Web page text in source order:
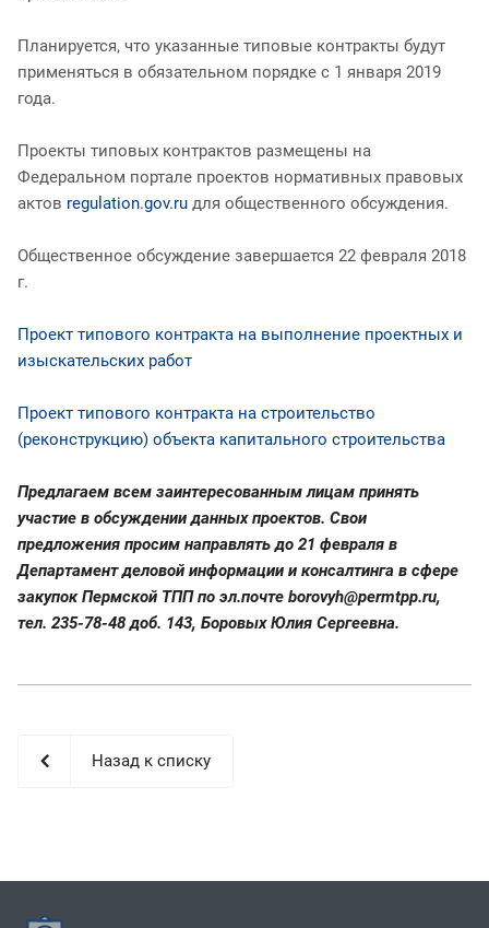
Планируется, что указанные типовые контракты будут
применяться в обязательном порядке с 1 января 2019
года.
Проекты типовых контрактов размещены на
Федеральном портале проектов нормативных правовых
актов regulation.gov.ru для общественного обсуждения.
Общественное обсуждение завершается 22 февраля 2018
г.
Проект типового контракта на выполнение проектных и
изыскательских работ
Проект типового контракта на строительство
(реконструкцию) объекта капитального строительства
Предлагаем всем заинтересованным лицам принять
участие в обсуждении данных проектов. Свои
предложения просим направлять до 21 февраля в
Департамент деловой информации и консалтинга в сфере
закупок Пермской ТПП по эл.почте borovyh@permtpp.ru,
тел. 235-78-48 доб. 143, Боровых Юлия Сергеевна.
Назад к списку